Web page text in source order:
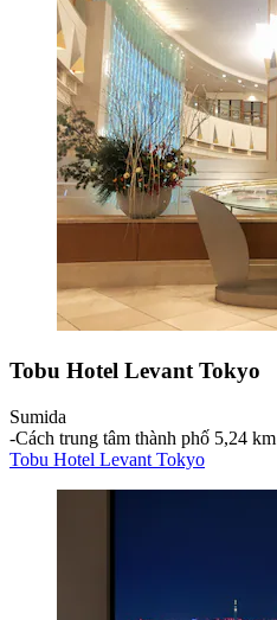
Tobu Hotel Levant Tokyo
Sumida
‐Cách trung tâm thành phố 5,24 km
Tobu Hotel Levant Tokyo